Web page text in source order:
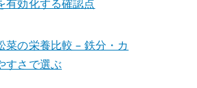
有効化する確認点
菜の栄養比較 – 鉄分・カ
すさで選ぶ